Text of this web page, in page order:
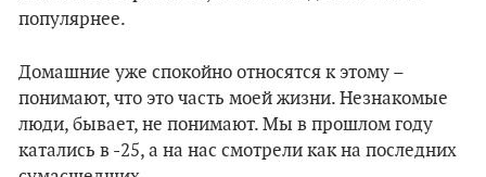
популярнее.
Домашние уже спокойно относятся к этому –
понимают, что это часть моей жизни. Незнакомые
люди, бывает, не понимают. Мы в прошлом году
катались в -25, а на нас смотрели как на последних